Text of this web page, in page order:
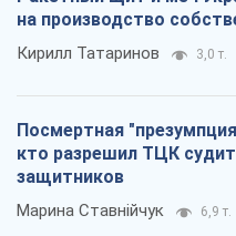
на производство
Кирилл Татаринов 3,0 т.
Посмертная
кто разрешил ТЦК
защитников
Марина Ставнійчук 6,9 т.